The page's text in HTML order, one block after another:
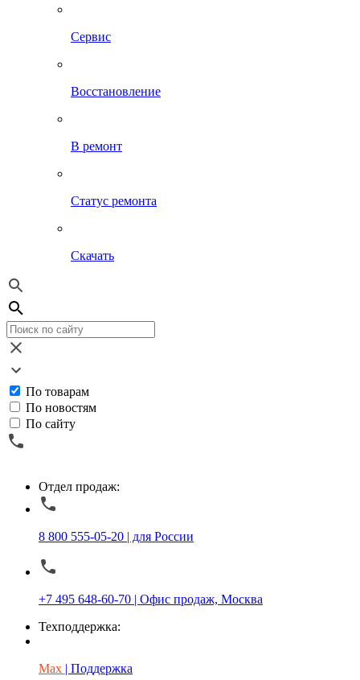
Сервис
Восстановление
В ремонт
Статус ремонта
Скачать
По товарам
По новостям
По сайту
Отдел продаж:
8 800 555-05-20 | для России
+7 495 648-60-70 | Офис продаж, Москва
Техподдержка:
Max | Поддержка